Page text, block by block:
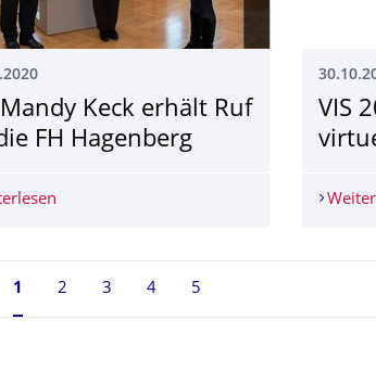
Keck erhält Ruf
FH Hagenberg
Dr. Mandy Keck erhält Ruf an die FH
VIS
Seite 1, aktuell ausgewählt
1 2 3 4 5